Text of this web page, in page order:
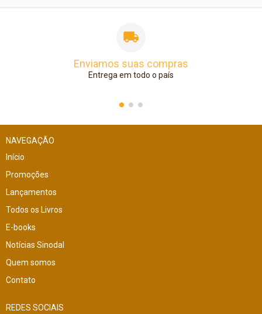
Enviamos suas compras
Entrega em todo o país
NAVEGAÇÃO
Início
Promoções
Lançamentos
Todos os Livros
E-books
Notícias Sinodal
Quem somos
Contato
REDES SOCIAIS